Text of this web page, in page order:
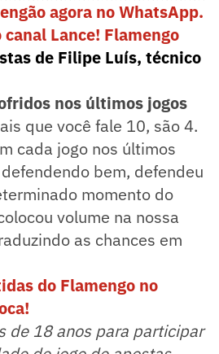
agora no WhatsApp.
canal Lance! Flamengo
de Filipe Luís, técnico
nos últimos jogos
que você fale 10, são 4.
cada jogo nos últimos
bem, defendeu
momento do
volume na nossa
as chances em
do Flamengo no
de 18 anos para participar